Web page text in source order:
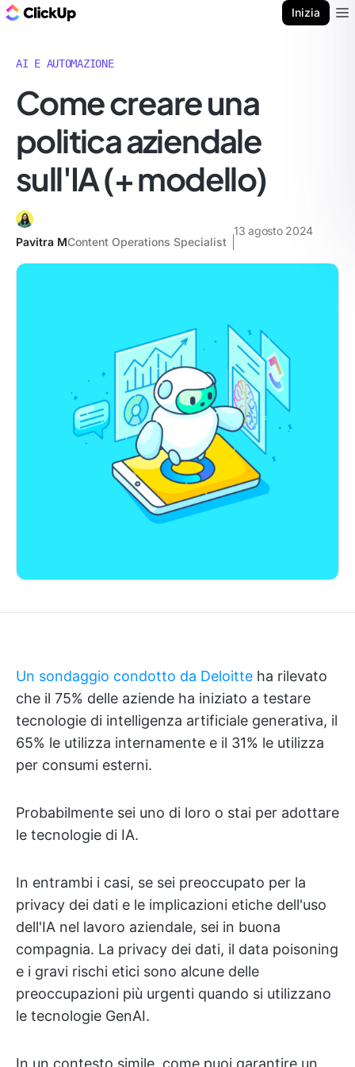
Inizia
AI E AUTOMAZIONE
Come creare una
politica aziendale
sull'IA (+ modello)
Pavitra MContent Operations Specialist
13 agosto 2024
Un sondaggio condotto da Deloitte ha rilevato
che il 75% delle aziende ha iniziato a testare
tecnologie di intelligenza artificiale generativa, il
65% le utilizza internamente e il 31% le utilizza
per consumi esterni.
Probabilmente sei uno di loro o stai per adottare
le tecnologie di IA.
In entrambi i casi, se sei preoccupato per la
privacy dei dati e le implicazioni etiche dell'uso
dell'IA nel lavoro aziendale, sei in buona
compagnia. La privacy dei dati, il data poisoning
e i gravi rischi etici sono alcune delle
preoccupazioni più urgenti quando si utilizzano
le tecnologie GenAI.
In un contesto simile, come puoi garantire un